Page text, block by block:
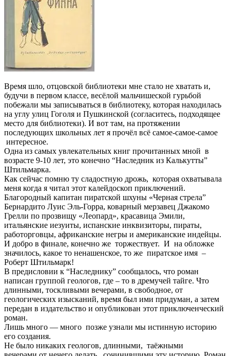
Время шло, отцовской библиотеки мне стало не хватать и,
будучи в первом классе, весёлой мальчишеской гурьбой
побежали мы записываться в библиотеку, которая находилась
на углу улиц Гоголя и Пушкинской (согласитесь, подходящее
место для библиотеки). И вот там, на протяжении
последующих школьных лет я прочёл всё самое-самое-самое
интересное.
Одна из самых увлекательных книг прочитанных мной в
возрасте 9-10 лет, это конечно “Наследник из Калькутты”
Штильмарка.
Как сейчас помню ту сладостную дрожь, которая охватывала
меня когда я читал этот калейдоскоп приключений.
Благородный капитан пиратской шхуны «Черная стрела”
Бернардито Луис Эль-Горра, коварный мерзавец Джакомо
Грелли по прозвищу «Леопард», красавица Эмили,
итальянские иезуиты, испанские инквизиторы, пираты,
работорговцы, африканские негры и американские индейцы.
И добро в финале, конечно же торжествует. И на обложке
значилось, какое то ненашенское, то же пиратское имя –
Роберт Штильмарк!
В предисловии к “Наследнику” сообщалось, что роман
написан группой геологов, где – то в дремучей тайге. Что
длинными, тоскливыми вечерами, в свободное, от
геологических изысканий, время был ими придуман, а затем
передан в издательство и опубликован этот приключенческий
роман.
Лишь много — много позже узнали мы истинную историю
его создания.
Не было никаких геологов, длинными, таёжными